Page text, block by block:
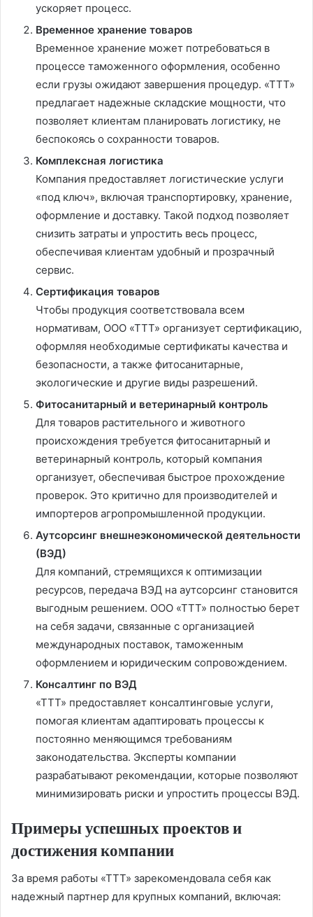
ускоряет процесс.
Временное хранение товаров
Временное хранение может потребоваться в
процессе таможенного оформления, особенно
если грузы ожидают завершения процедур. «ТТТ»
предлагает надежные складские мощности, что
позволяет клиентам планировать логистику, не
беспокоясь о сохранности товаров.
Комплексная логистика
Компания предоставляет логистические услуги
«под ключ», включая транспортировку, хранение,
оформление и доставку. Такой подход позволяет
снизить затраты и упростить весь процесс,
обеспечивая клиентам удобный и прозрачный
сервис.
Сертификация товаров
Чтобы продукция соответствовала всем
нормативам, ООО «ТТТ» организует сертификацию,
оформляя необходимые сертификаты качества и
безопасности, а также фитосанитарные,
экологические и другие виды разрешений.
Фитосанитарный и ветеринарный контроль
Для товаров растительного и животного
происхождения требуется фитосанитарный и
ветеринарный контроль, который компания
организует, обеспечивая быстрое прохождение
проверок. Это критично для производителей и
импортеров агропромышленной продукции.
Аутсорсинг внешнеэкономической деятельности
(ВЭД)
Для компаний, стремящихся к оптимизации
ресурсов, передача ВЭД на аутсорсинг становится
выгодным решением. ООО «ТТТ» полностью берет
на себя задачи, связанные с организацией
международных поставок, таможенным
оформлением и юридическим сопровождением.
Консалтинг по ВЭД
«ТТТ» предоставляет консалтинговые услуги,
помогая клиентам адаптировать процессы к
постоянно меняющимся требованиям
законодательства. Эксперты компании
разрабатывают рекомендации, которые позволяют
минимизировать риски и упростить процессы ВЭД.
Примеры успешных проектов и
достижения компании
За время работы «ТТТ» зарекомендовала себя как
надежный партнер для крупных компаний, включая: